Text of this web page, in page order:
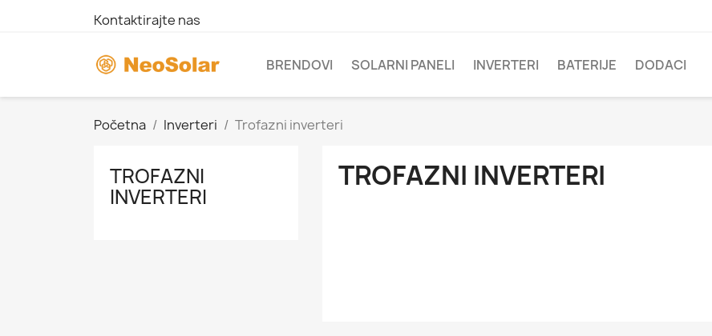
Kontaktirajte nas
BRENDOVI SOLARNI PANELI INVERTERI BATERIJE DODACI
Početna Inverteri Trofazni inverteri
TROFAZNI
INVERTERI
TROFAZNI INVERTERI